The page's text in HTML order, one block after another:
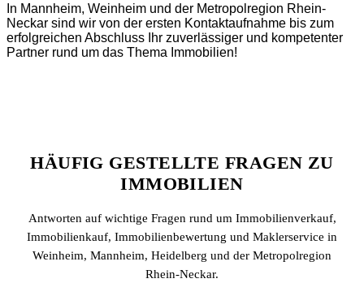
In Mannheim, Weinheim und der Metropolregion Rhein-
Neckar sind wir von der ersten Kontaktaufnahme bis zum
erfolgreichen Abschluss Ihr zuverlässiger und kompetenter
Partner rund um das Thema Immobilien!
HÄUFIG GESTELLTE FRAGEN ZU
IMMOBILIEN
Antworten auf wichtige Fragen rund um Immobilienverkauf,
Immobilienkauf, Immobilienbewertung und Maklerservice in
Weinheim, Mannheim, Heidelberg und der Metropolregion
Rhein-Neckar.